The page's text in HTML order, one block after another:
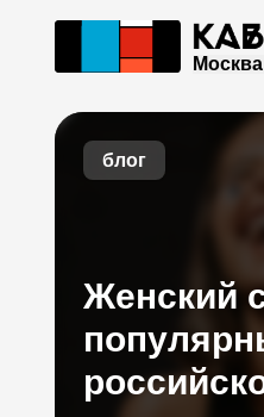
Москва
блог
Женский